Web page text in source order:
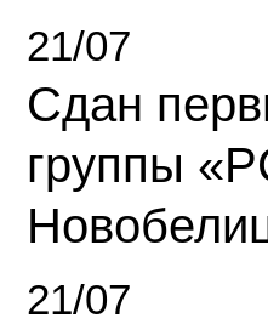
21/07
Сдан
группы
21/07